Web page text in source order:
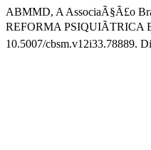
ABMMD, A AssociaÃ§Ã£o
REFORMA
10.5007/cbsm.v12i33.78889.